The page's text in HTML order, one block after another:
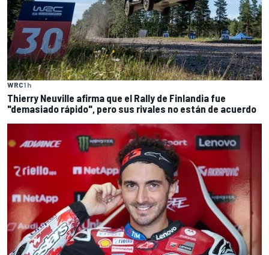
WRC1 h
Thierry Neuville afirma que el Rally de Finlandia fue
"demasiado rápido", pero sus rivales no están de acuerdo